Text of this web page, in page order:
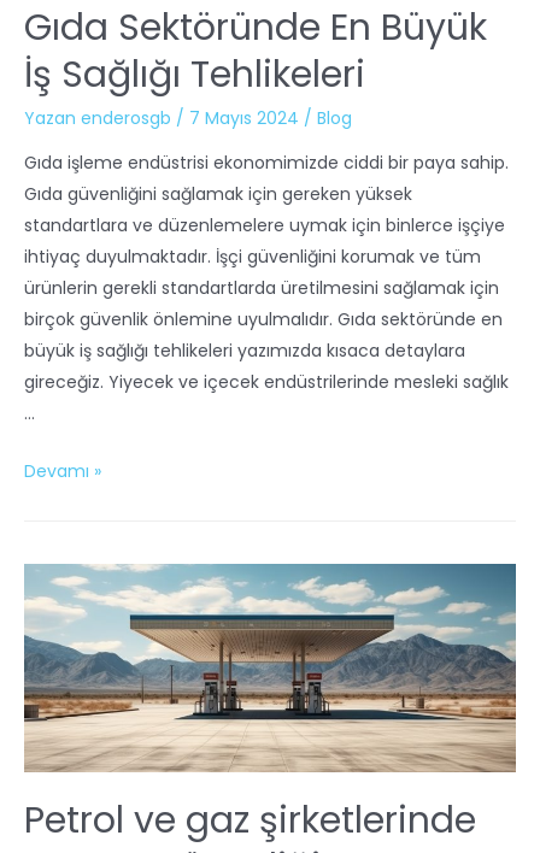
Gıda Sektöründe En Büyük
İş Sağlığı Tehlikeleri
Yazan enderosgb / 7 Mayıs 2024 / Blog
Gıda işleme endüstrisi ekonomimizde ciddi bir paya sahip.
Gıda güvenliğini sağlamak için gereken yüksek
standartlara ve düzenlemelere uymak için binlerce işçiye
ihtiyaç duyulmaktadır. İşçi güvenliğini korumak ve tüm
ürünlerin gerekli standartlarda üretilmesini sağlamak için
birçok güvenlik önlemine uyulmalıdır. Gıda sektöründe en
büyük iş sağlığı tehlikeleri yazımızda kısaca detaylara
gireceğiz. Yiyecek ve içecek endüstrilerinde mesleki sağlık
…
Devamı »
Petrol ve gaz şirketlerinde